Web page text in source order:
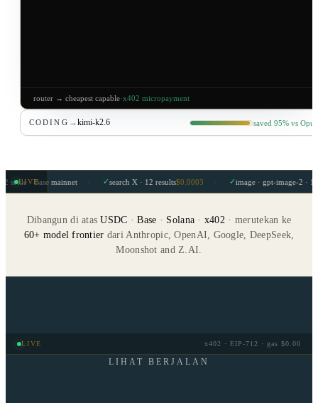
router → cheapest capable·x402 micropayment
CODING →kimi-k2.6 saved 95% vs Opus
LIVE
mainnet · ✓search X · 12 results$0.0003 · ✓image · gpt-image-2 · 1024²$0.040
Dibangun di atas USDC ·Base · Solana · x402 · merutekan ke
60+ model frontier dari Anthropic, OpenAI, Google, DeepSeek,
Moonshot and Z.AI.
LIVE x402 · EIP-712 · gas $0.00
LIHAT BERJALAN